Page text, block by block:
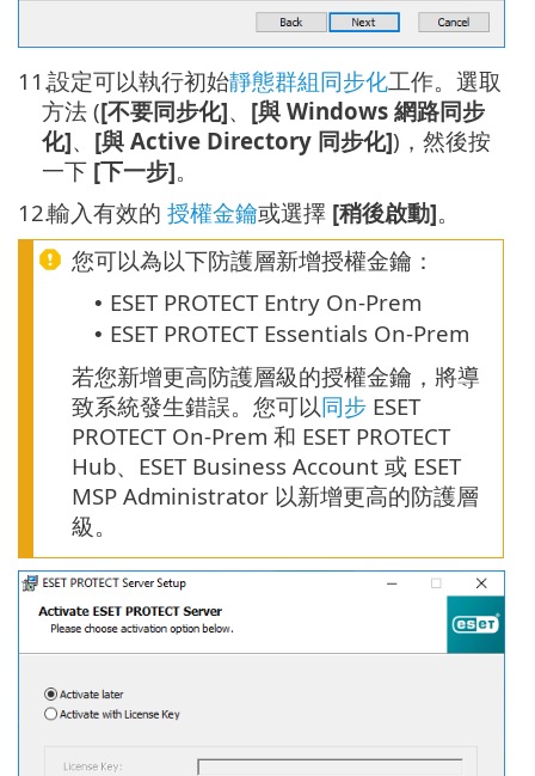
11.設定可以執行初始靜態群組同步化工作。選取
方法 ([不要同步化]、 [與 Windows 網路同步
化]、 [與 Active Directory 同步化])，然後按
一下 [下一步]。
12.輸入有效的 授權金鑰或選擇 [稍後啟動]。
您可以為以下防護層新增授權金鑰：
• ESET PROTECT Entry On-Prem
• ESET PROTECT Essentials On-Prem
若您新增更高防護層級的授權金鑰，將導
致系統發生錯誤。您可以同步 ESET
PROTECT On-Prem 和 ESET PROTECT
Hub、ESET Business Account 或 ESET
MSP Administrator 以新增更高的防護層
級。